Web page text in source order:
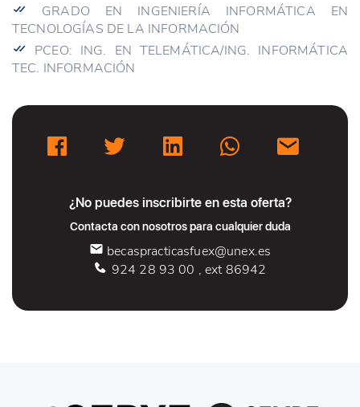
GRADO EN INGENIERÍA INFORMÁTICA EN
TECNOLOGÍAS DE LA INFORMACIÓN
PCEO: ING. EN TELEMÁTICA/ING. INFORMÁTICA
TEC. INFORMACIÓN
¿No puedes inscribirte en esta oferta?
Contacta con nosotros para cualquier duda
becaspracticasfuex@unex.es
924 28 93 00 , ext 86942